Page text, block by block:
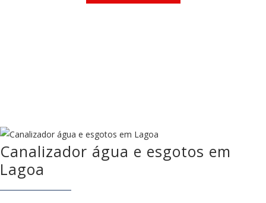
Canalizador água e esgotos em
Lagoa